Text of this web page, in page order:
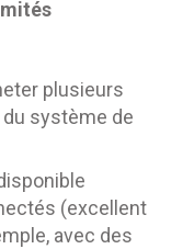
plusieurs
système de
(excellent
avec des